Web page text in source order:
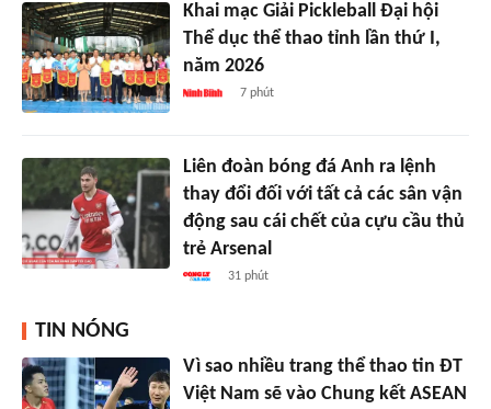
Khai mạc Giải Pickleball Đại hội
Thể dục thể thao tỉnh lần thứ I,
năm 2026
7 phút
Liên đoàn bóng đá Anh ra lệnh
thay đổi đối với tất cả các sân vận
động sau cái chết của cựu cầu thủ
trẻ Arsenal
31 phút
TIN NÓNG
Vì sao nhiều trang thể thao tin ĐT
Việt Nam sẽ vào Chung kết ASEAN